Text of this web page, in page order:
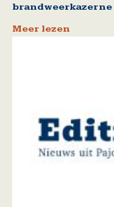
brandweerkazerne
Meer lezen